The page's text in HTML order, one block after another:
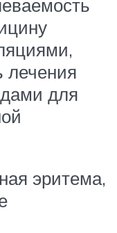
лечения
для
эритема,